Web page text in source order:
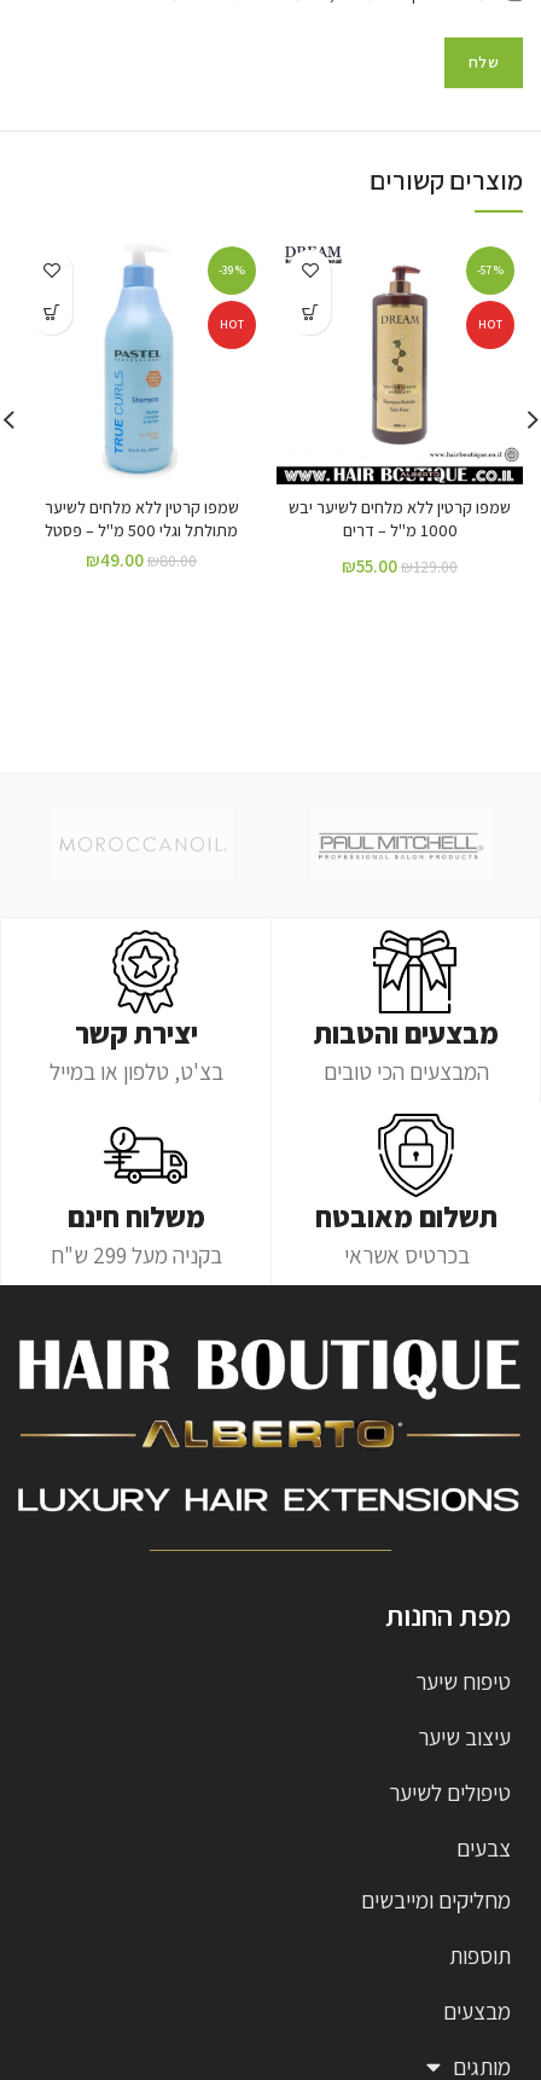
מוצרים קשורים
-57%
HOT
שמפו קרטין ללא מלחים לשיער יבש
1000 מ"ל – דרים
₪129.00
₪55.00
-39%
HOT
שמפו קרטין ללא מלחים לשיער
מתולתל וגלי 500 מ"ל – פסטל
₪80.00
₪49.00
מבצעים והטבות
המבצעים הכי טובים
יצירת קשר
בצ'ט, טלפון או במייל
תשלום מאובטח
בכרטיס אשראי
משלוח חינם
בקניה מעל 299 ש"ח
מפת החנות
טיפוח שיער
עיצוב שיער
טיפולים לשיער
צבעים
מחליקים ומייבשים
תוספות
מבצעים
מותגים